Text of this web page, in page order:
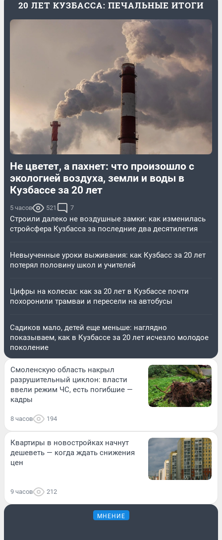
20 ЛЕТ КУЗБАССА: ПЕЧАЛЬНЫЕ ИТОГИ
Не цветет, а пахнет: что произошло с
экологией воздуха, земли и воды в
Кузбассе за 20 лет
5 часов 521 7
Строили далеко не воздушные замки: как изменилась
стройсфера Кузбасса за последние два десятилетия
Невыученные уроки выживания: как Кузбасс за 20 лет
потерял половину школ и учителей
Цифры на колесах: как за 20 лет в Кузбассе почти
похоронили трамваи и пересели на автобусы
Садиков мало, детей еще меньше: наглядно
показываем, как в Кузбассе за 20 лет исчезло молодое
поколение
Смоленскую область накрыл
разрушительный циклон: власти
ввели режим ЧС, есть погибшие —
кадры
8 часов 194
Квартиры в новостройках начнут
дешеветь — когда ждать снижения
цен
9 часов 212
МНЕНИЕ